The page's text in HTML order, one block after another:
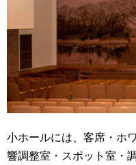
小ホールには、客席・ホ
響調整室・スポット室・